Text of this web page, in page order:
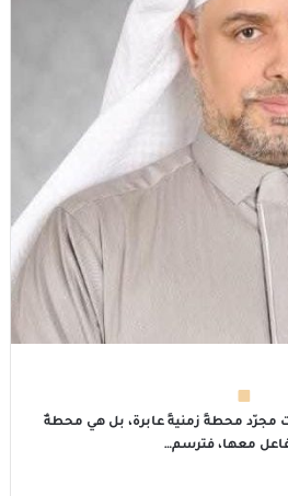
مجرّد محطةٍ زمنيةٍ عابرة، بل هي محطةٌ
معها، فترسم…